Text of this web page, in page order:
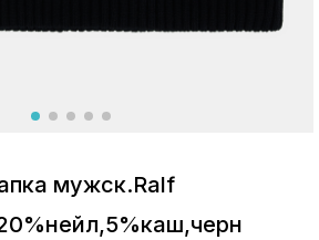
мужск.Ralf